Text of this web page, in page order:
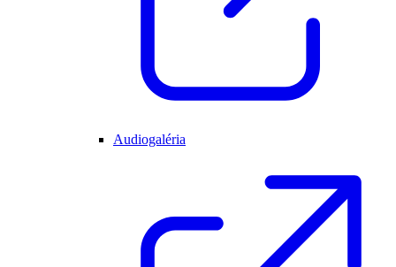
Audiogaléria